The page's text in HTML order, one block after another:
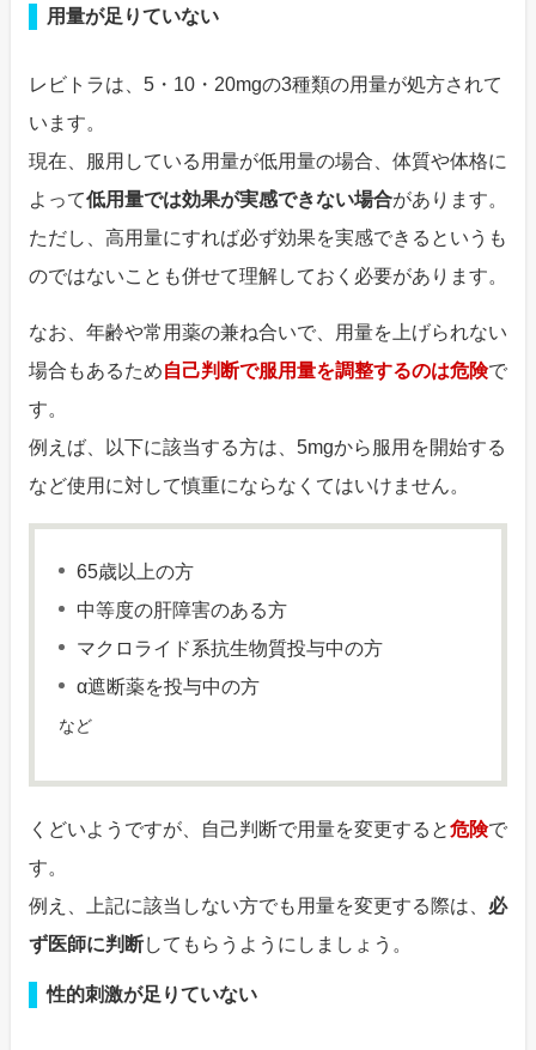
用量が足りていない
レビトラは、5・10・20mgの3種類の用量が処方されて
います。
現在、服用している用量が低用量の場合、体質や体格に
よって低用量では効果が実感できない場合があります。
ただし、高用量にすれば必ず効果を実感できるというも
のではないことも併せて理解しておく必要があります。
なお、年齢や常用薬の兼ね合いで、用量を上げられない
場合もあるため自己判断で服用量を調整するのは危険で
す。
例えば、以下に該当する方は、5mgから服用を開始する
など使用に対して慎重にならなくてはいけません。
65歳以上の方
中等度の肝障害のある方
マクロライド系抗生物質投与中の方
α遮断薬を投与中の方
など
くどいようですが、自己判断で用量を変更すると危険で
す。
例え、上記に該当しない方でも用量を変更する際は、 必
ず医師に判断してもらうようにしましょう。
性的刺激が足りていない